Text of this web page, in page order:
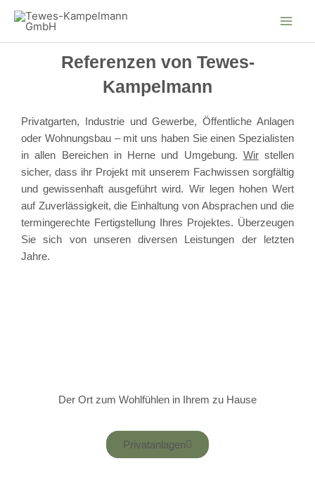
Zum
Inhalt
springen
Referenzen von Tewes-
Kampelmann
Privatgarten, Industrie und Gewerbe,Öffentliche Anlagen
oder Wohnungsbau– mit uns haben Sie einen Spezialisten
in allen Bereichen in Herne und Umgebung. Wirstellen
sicher, dass ihr Projekt mit unserem Fachwissen sorgfältig
und gewissenhaft ausgeführt wird. Wir legen hohen Wert
auf Zuverlässigkeit, die Einhaltung von Absprachen und die
termingerechte Fertigstellung Ihres Projektes. Überzeugen
Sie sich von unseren diversen Leistungen der letzten
Jahre.
Der Ort zum Wohlfühlen in Ihrem zu Hause
Privatanlagen